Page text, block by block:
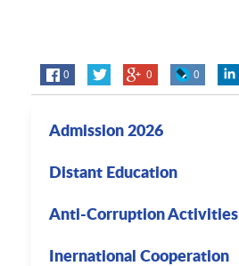
0 0 0
Admission 2026
Distant Education
Anti-Corruption Activities
Inernational Cooperation